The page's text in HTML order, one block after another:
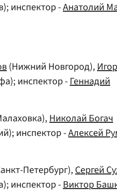
инспектор -Анатолий
(Нижний Новгород),
инспектор -Геннадий
Николай Богач
инспектор -Алексей
Петербург),Сергей
инспектор -Виктор